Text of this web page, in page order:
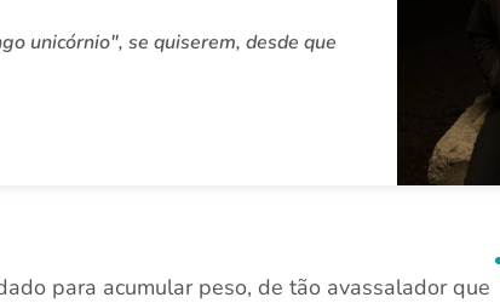
unicórnio", se quiserem, desde que
para acumular peso, de tão avassalador que